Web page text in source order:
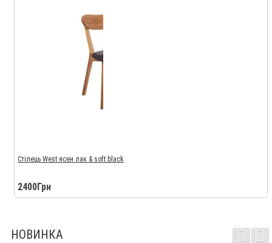
Стілець West ясен лак & soft black
2400Грн
НОВИНКА